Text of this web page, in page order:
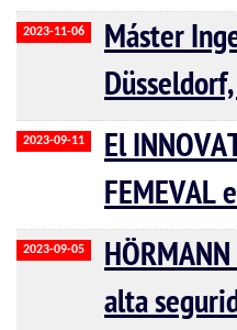
2023-11-06
Máster
2023-09-11
El
FEMEVAL
2023-09-05
alta